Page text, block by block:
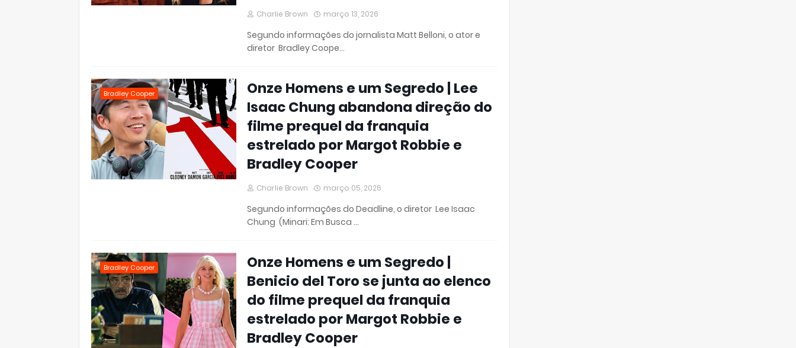
Charlie Brown março 13, 2026
Segundo informações do jornalista Matt Belloni, o ator e
diretor Bradley Coope…
Bradley Cooper
Onze Homens e um Segredo | Lee
Isaac Chung abandona direção do
filme prequel da franquia
estrelado por Margot Robbie e
Bradley Cooper
Charlie Brown março 05, 2026
Segundo informações do Deadline, o diretor Lee Isaac
Chung (Minari: Em Busca …
Bradley Cooper
Onze Homens e um Segredo |
Benicio del Toro se junta ao elenco
do filme prequel da franquia
estrelado por Margot Robbie e
Bradley Cooper